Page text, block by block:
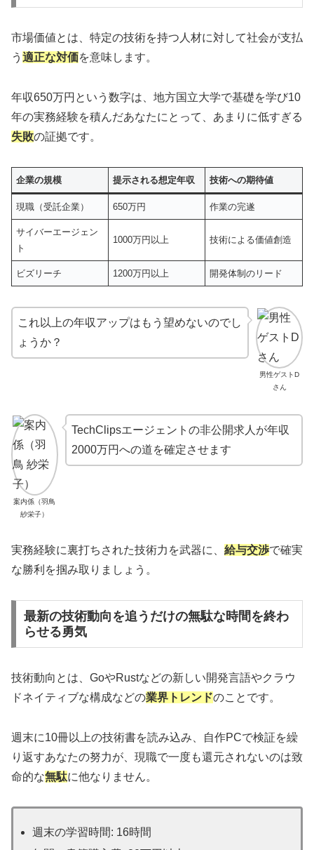
市場価値とは、特定の技術を持つ人材に対して社会が支払
う 適正な対価を意味します。
年収650万円という数字は、地方国立大学で基礎を学び10
年の実務経験を積んだあなたにとって、あまりに低すぎる
失敗の証拠です。
企業の規模 提示される想定年収 技術への期待値
現職（受託企業） 650万円 作業の完遂
サイバーエージェン
ト
1000万円以上 技術による価値創造
ビズリーチ 1200万円以上 開発体制のリード
男性ゲストD
さん
これ以上の年収アップはもう望めないのでし
ょうか？
案内係（羽鳥
紗栄子）
TechClipsエージェントの非公開求人が年収
2000万円への道を確定させます
実務経験に裏打ちされた技術力を武器に、 給与交渉で確実
な勝利を掴み取りましょう。
最新の技術動向を追うだけの無駄な時間を終わ
らせる勇気
技術動向とは、GoやRustなどの新しい開発言語やクラウ
ドネイティブな構成などの業界トレンドのことです。
週末に10冊以上の技術書を読み込み、自作PCで検証を繰
り返すあなたの努力が、現職で一度も還元されないのは致
命的な無駄に他なりません。
週末の学習時間: 16時間